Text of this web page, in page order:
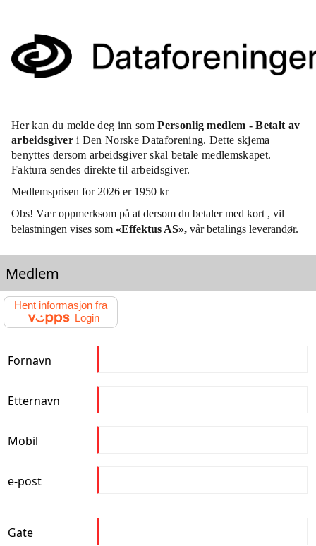
Her kan du melde deg inn somPersonlig medlem - Betalt av
arbeidsgiveri Den Norske Dataforening. Dette skjema
benyttes dersom arbeidsgiver skal betale medlemskapet.
Faktura sendes direkte til arbeidsgiver.
Medlemsprisen for 2026 er 1950 kr
Obs! Vær oppmerksom på at dersom du betaler med kort , vil
belastningen vises som «Effektus AS», vår betalings leverandør.
Medlem
Hent informasjon fra
Login
Fornavn
Etternavn
Mobil
e-post
Gate